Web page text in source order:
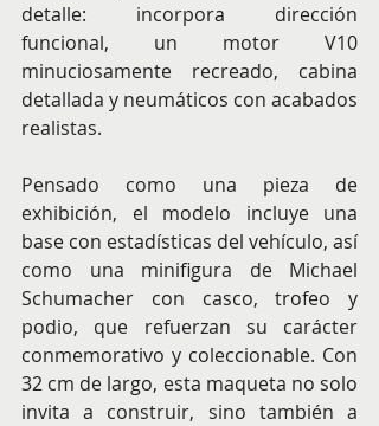
detalle: incorpora dirección
funcional, un motor V10
minuciosamente recreado, cabina
detallada y neumáticos con acabados
realistas.
Pensado como una pieza de
exhibición, el modelo incluye una
base con estadísticas del vehículo, así
como una minifigura de Michael
Schumacher con casco, trofeo y
podio, que refuerzan su carácter
conmemorativo y coleccionable. Con
32 cm de largo, esta maqueta no solo
invita a construir, sino también a